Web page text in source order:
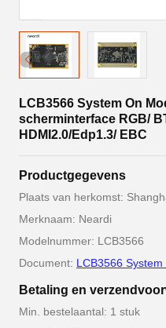
LCB3566 System On
scherminterface RGB/
HDMI2.0/Edp1.3/ EBC
Productgegevens
Plaats van herkomst:
Merknaam: Neardi
Modelnummer: LCB3566
Document: LCB3566
Betaling en
Min. bestelaantal: 1 stuk